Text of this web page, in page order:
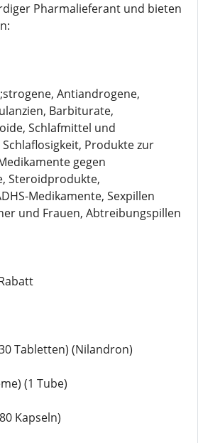
Pharmalieferant und bieten
Antiandrogene,
Barbiturate,
Schlafmittel und
Produkte zur
gegen
Steroidprodukte,
Medikamente, Sexpillen
und Frauen, Abtreibungspillen
Tabletten) (Nilandron)
(1 Tube)
Kapseln)